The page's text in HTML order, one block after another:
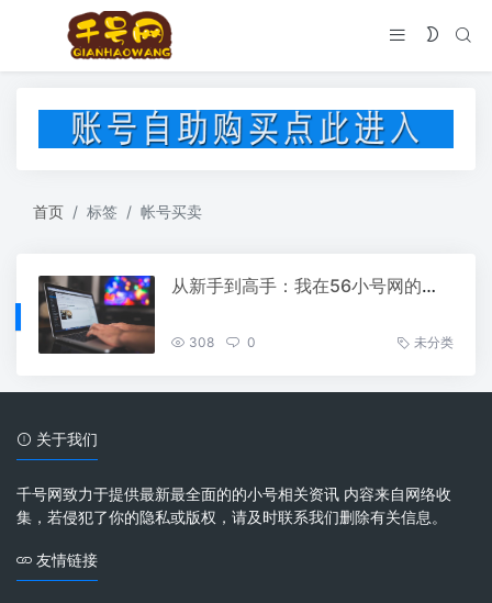
首页 标签 帐号买卖
从新手到高手：我在56小号网的账号买卖心得分享
308 0 未分类
关于我们
千号网致力于提供最新最全面的的小号相关资讯 内容来自网络收
集，若侵犯了你的隐私或版权，请及时联系我们删除有关信息。
友情链接